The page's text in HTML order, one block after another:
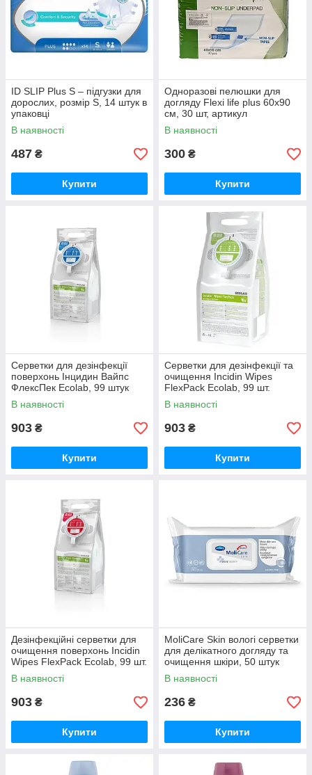
ID SLIP Plus S – підгузки для
дорослих, розмір S, 14 штук в
упаковці
В наявності
487 ₴
Купити
Одноразові пелюшки для
догляду Flexi life plus 60x90
см, 30 шт, артикул
8697459728511
В наявності
300 ₴
Купити
Серветки для дезінфекції
поверхонь Інцидин Вайпс
ФлексПек Ecolab, 99 штук
В наявності
903 ₴
Купити
Серветки для дезінфекції та
очищення Incidin Wipes
FlexPack Ecolab, 99 шт.
В наявності
903 ₴
Купити
Дезінфекційні серветки для
очищення поверхонь Incidin
Wipes FlexPack Ecolab, 99 шт.
В наявності
903 ₴
Купити
MoliCare Skin вологі серветки
для делікатного догляду та
очищення шкіри, 50 штук
В наявності
236 ₴
Купити